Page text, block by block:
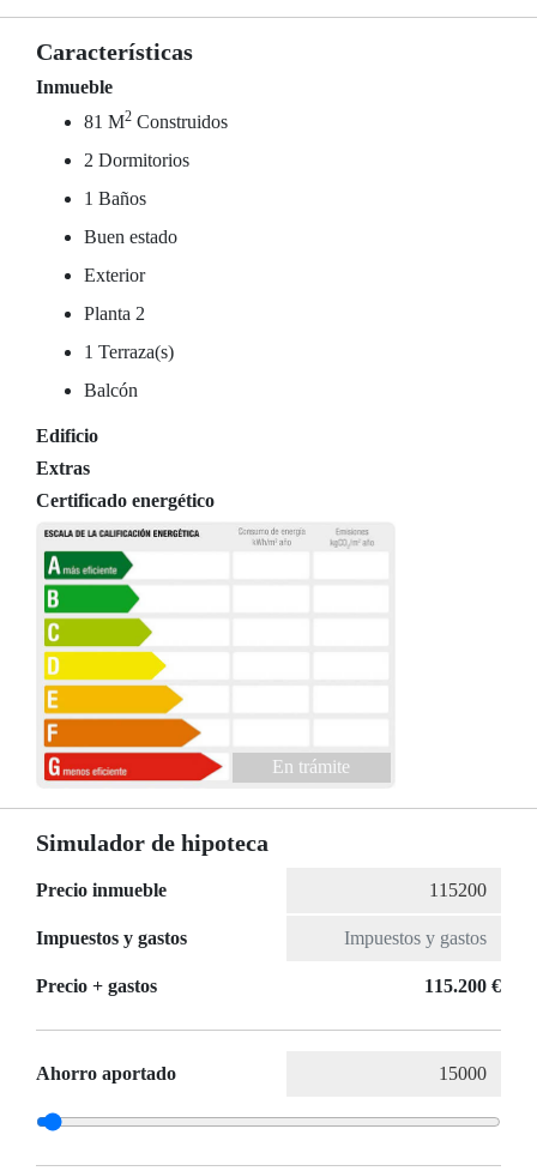
Características
Inmueble
81 M2 Construidos
2 Dormitorios
1 Baños
Buen estado
Exterior
Planta 2
1 Terraza(s)
Balcón
Edificio
Extras
Certificado energético
En trámite
Simulador de hipoteca
Precio inmueble
Impuestos y gastos
Precio + gastos 115.200 €
Ahorro aportado